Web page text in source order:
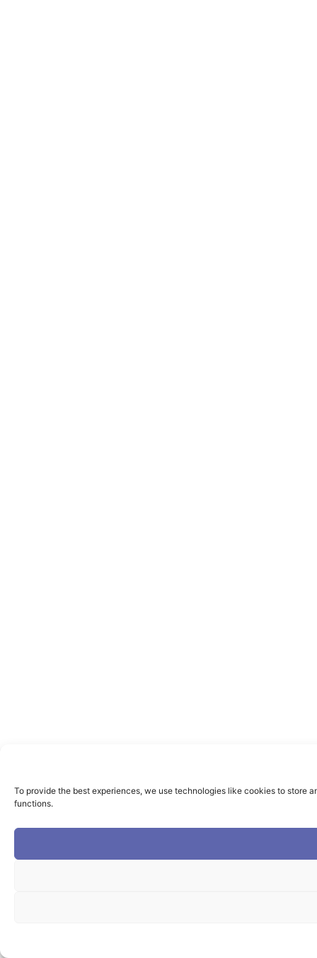
To provide the best experiences, we use technologies like cookies to store
functions.